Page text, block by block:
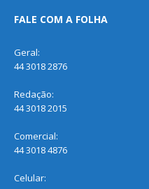
FALE COM A FOLHA
Geral:
44 3018 2876
Redação:
44 3018 2015
Comercial:
44 3018 4876
Celular: